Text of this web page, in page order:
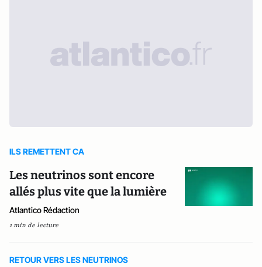
ILS REMETTENT CA
Les neutrinos sont encore
allés plus vite que la lumière
Atlantico Rédaction
1 min de lecture
RETOUR VERS LES NEUTRINOS